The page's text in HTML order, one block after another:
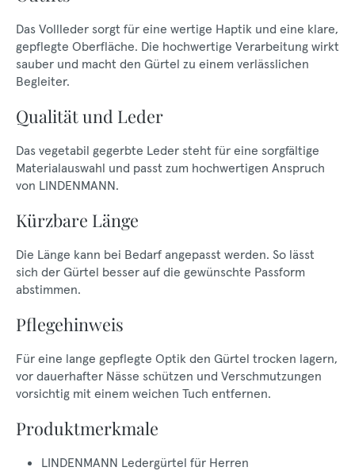
Das Vollleder sorgt für eine wertige Haptik und eine klare,
gepflegte Oberfläche. Die hochwertige Verarbeitung wirkt
sauber und macht den Gürtel zu einem verlässlichen
Begleiter.
Qualität und Leder
Das vegetabil gegerbte Leder steht für eine sorgfältige
Materialauswahl und passt zum hochwertigen Anspruch
von LINDENMANN.
Kürzbare Länge
Die Länge kann bei Bedarf angepasst werden. So lässt
sich der Gürtel besser auf die gewünschte Passform
abstimmen.
Pflegehinweis
Für eine lange gepflegte Optik den Gürtel trocken lagern,
vor dauerhafter Nässe schützen und Verschmutzungen
vorsichtig mit einem weichen Tuch entfernen.
Produktmerkmale
LINDENMANN Ledergürtel für Herren